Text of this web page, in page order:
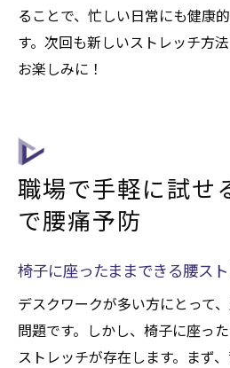
ることで、忙しい日常にも健康
す。次回も新しいストレッチ方
お楽しみに！
職場で手軽に試せ
で腰痛予防
椅子に座ったままできる腰ス
デスクワークが多い方にとって
問題です。しかし、椅子に座っ
ストレッチが存在します。まず